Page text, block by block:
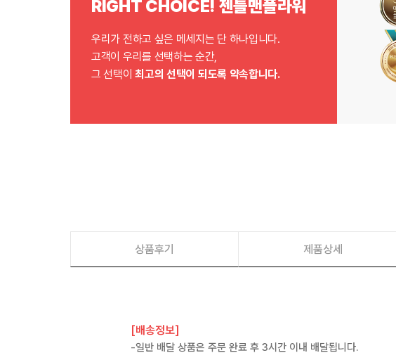
RIGHT CHOICE! 젠틀맨플라워
우리가 전하고 싶은 메세지는 단 하나입니다.
고객이 우리를 선택하는 순간,
그 선택이최고의 선택이 되도록 약속합니다.
상품후기 제품상세
[배송정보]
-일반 배달 상품은 주문 완료 후 3시간 이내 배달됩니다.